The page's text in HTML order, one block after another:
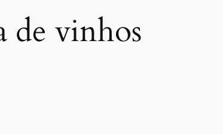
de vinhos